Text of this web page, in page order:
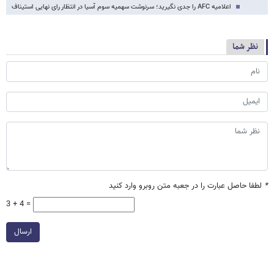
اعلامیه AFC را جدی نگیرید؛ سرنوشت سهمیه سوم آسیا در انتظار رای نهایی استیناف
نظر شما
* لطفا حاصل عبارت را در جعبه متن روبرو وارد کنید
3 + 4 =
ارسال